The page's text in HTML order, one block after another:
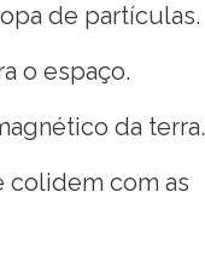
de partículas.
o espaço.
da terra.
colidem com as